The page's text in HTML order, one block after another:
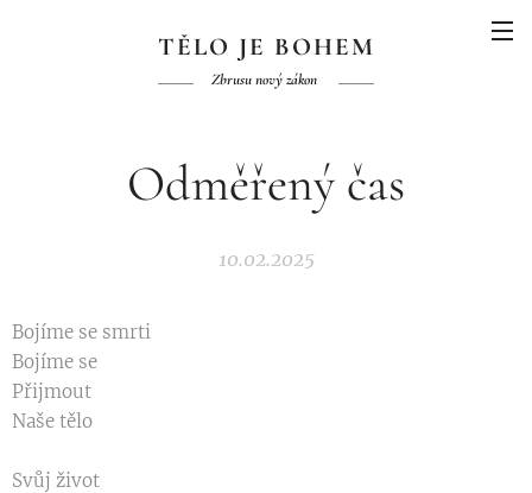
TĚLO JE BOHEM
Zbrusu nový zákon
Odměřený čas
10.02.2025
Bojíme se smrti
Bojíme se
Přijmout
Naše tělo
Svůj život